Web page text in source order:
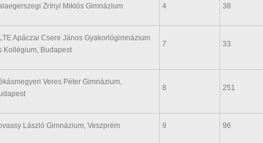
Zrínyi Miklós Gimnázium 4 38
Apáczai Csere János Gyakorlógimnázium
Kollégium, Budapest
7 33
Veres Péter Gimnázium,
8 251
László Gimnázium, Veszprém 9 96